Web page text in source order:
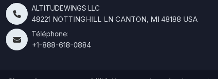
ALTITUDEWINGS LLC
48221 NOTTINGHILL LN CANTON, MI 48188 USA
Téléphone:
+1-888-618-0884